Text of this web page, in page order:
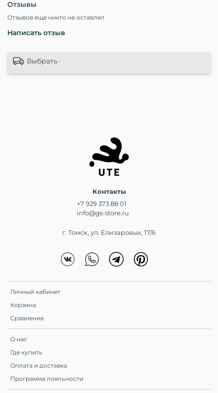
Отзывы
Отзывов еще никто не оставлял
Написать отзыв
Выбрать
Личный кабинет
Корзина
Сравнение
О нас
Где купить
Оплата и доставка
Программа лояльности
Контакты
+7 929 373 88 01
info@gs-store.ru
г. Томск, ул. Елизаровых, 17/6